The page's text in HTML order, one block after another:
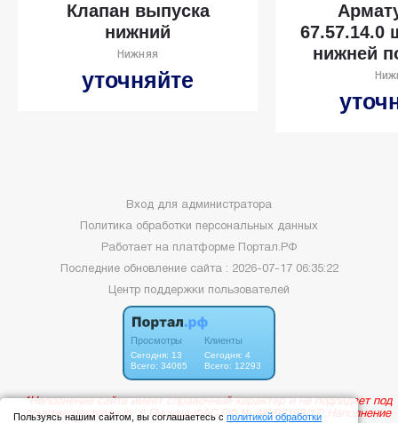
Пользуясь нашим сайтом, вы соглашаетесь с политикой обработки
Клапан выпуска
нижний
Нижняя
уточняйте
67.57.14.0
нижней
Вход для администратора
Политика обработки персональных данных
Работает на платформе
Портал.РФ
Последние обновление сайта : 2026-07-17 06:35:22
Центр поддержки пользователей